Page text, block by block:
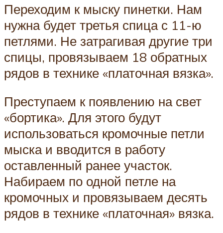
Переходим к мыску пинетки. Нам
нужна будет третья спица с 11-ю
петлями. Не затрагивая другие три
спицы, провязываем 18 обратных
рядов в технике «платочная вязка».
Преступаем к появлению на свет
«бортика». Для этого будут
использоваться кромочные петли
мыска и вводится в работу
оставленный ранее участок.
Набираем по одной петле на
кромочных и провязываем десять
рядов в технике «платочная» вязка.